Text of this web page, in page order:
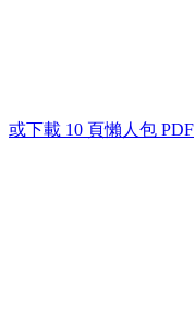
或下載 10 頁懶人包 PDF